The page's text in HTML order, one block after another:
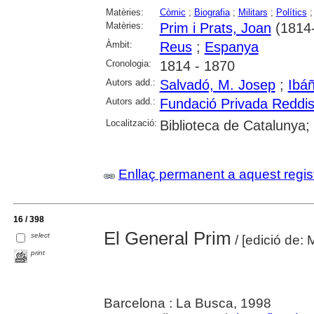
Matèries: Còmic ; Biografia; Militars ; Polítics
Matèries:
Prim i Prats, Joan
Àmbit: Reus; Espanya
Cronologia: 1814 - 1870
Autors add.: Salvadó, M. Josep;
Autors add.: Fundació Privada Reddis
Localització: Biblioteca de
Enllaç permanent a aquest
16 / 398
select
print
El General Prim / [edició de:
Barcelona : La Busca, 1998